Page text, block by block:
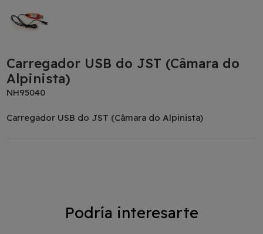
Carregador USB do JST (Câmara do
Alpinista)
NH95040
Carregador USB do JST (Câmara do Alpinista)
Podría interesarte